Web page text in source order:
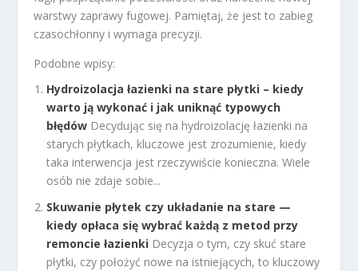
warstwy zaprawy fugowej. Pamiętaj, że jest to zabieg
czasochłonny i wymaga precyzji.
Podobne wpisy:
Hydroizolacja łazienki na stare płytki – kiedy
warto ją wykonać i jak uniknąć typowych
błędów Decydując się na hydroizolację łazienki na
starych płytkach, kluczowe jest zrozumienie, kiedy
taka interwencja jest rzeczywiście konieczna. Wiele
osób nie zdaje sobie...
Skuwanie płytek czy układanie na stare —
kiedy opłaca się wybrać każdą z metod przy
remoncie łazienki Decyzja o tym, czy skuć stare
płytki, czy położyć nowe na istniejących, to kluczowy